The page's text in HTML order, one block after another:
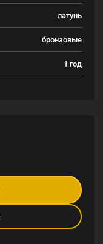
латунь
бронзовые
1 год